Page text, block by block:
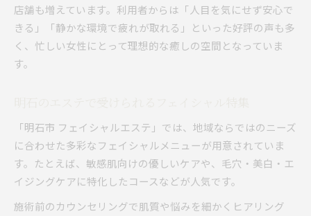
店舗も増えています。利用者からは「人目を気にせず安心で
きる」「静かな環境で疲れが取れる」といった好評の声も多
く、忙しい女性にとって理想的な癒しの空間となっていま
す。
「明石市 フェイシャルエステ」では、地域ならではのニーズ
に合わせた多彩なフェイシャルメニューが用意されていま
す。たとえば、敏感肌向けの優しいケアや、毛穴・美白・エ
イジングケアに特化したコースなどが人気です。
施術前のカウンセリングで肌質や悩みを細かくヒアリング